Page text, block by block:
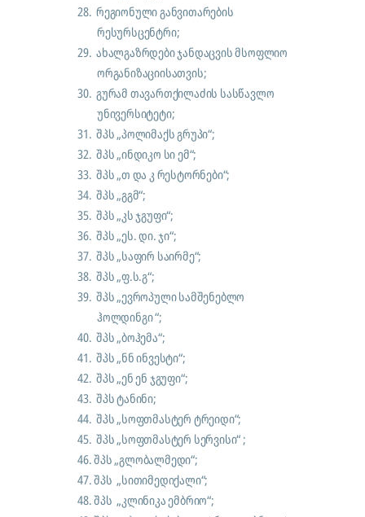
28. რეგიონული განვითარების
რესურსცენტრი;
29. ახალგაზრდები ჯანდაცვის მსოფლიო
ორგანიზაციისათვის;
30. გურამ თავართქილაძის სასწავლო
უნივერსიტეტი;
31. შპს „პოლიმაქს გრუპი“;
32. შპს „ინდიკო სი ემ“;
33. შპს „თ და კ რესტორნები“;
34. შპს „გგმ“;
35. შპს „კს ჯგუფი“;
36. შპს „ეს. დი. ჯი“;
37. შპს „საფირ საირმე“;
38. შპს „ფ.ს.გ“;
39. შპს „ევროპული სამშენებლო
ჰოლდინგი “;
40. შპს „ბოჰემა“;
41. შპს „ნნ ინვესტი“;
42. შპს „ენ ენ ჯგუფი“;
43. შპს ტანინი;
44. შპს „სოფთმასტერ ტრეიდი“;
45. შპს „სოფთმასტერ სერვისი“ ;
46.შპს „გლობალმედი“;
47.შპს „სითიმედიქალი“;
48.შპს „კლინიკა ემბრიო“;